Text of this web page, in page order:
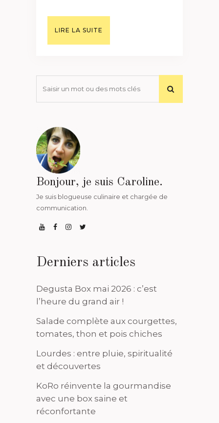
LIRE LA SUITE
Bonjour, je suis Caroline.
Je suis blogueuse culinaire et chargée de
communication.
Derniers articles
Degusta Box mai 2026 : c’est
l’heure du grand air !
Salade complète aux courgettes,
tomates, thon et pois chiches
Lourdes : entre pluie, spiritualité
et découvertes
KoRo réinvente la gourmandise
avec une box saine et
réconfortante